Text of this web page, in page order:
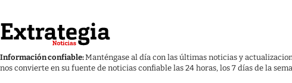
Información confiable:Manténgase al día con las últimas noticias y
nos convierte en su fuente de noticias confiable las 24 horas, los 7 días de la